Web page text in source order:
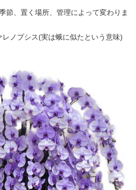
節、置く場所、管理によって変わりま
レノプシス(実は蛾に似たという意味)